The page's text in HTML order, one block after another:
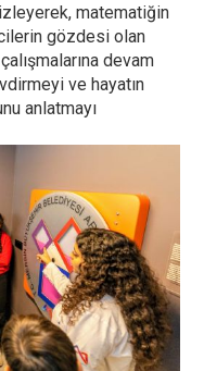
izleyerek, matematiğin
gözdesi olan
devam
ve hayatın
anlatmayı